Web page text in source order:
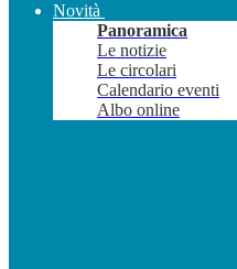
Novità
Panoramica
Le notizie
Le circolari
Calendario eventi
Albo online